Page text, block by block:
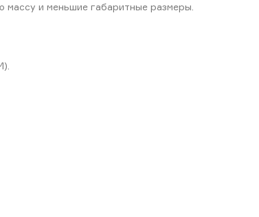
массу и меньшие габаритные размеры.